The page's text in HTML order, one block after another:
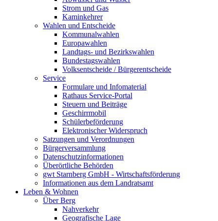
Strom und Gas
Kaminkehrer
Wahlen und Entscheide
Kommunalwahlen
Europawahlen
Landtags- und Bezirkswahlen
Bundestagswahlen
Volksentscheide / Bürgerentscheide
Service
Formulare und Infomaterial
Rathaus Service-Portal
Steuern und Beiträge
Geschirrmobil
Schülerbeförderung
Elektronischer Widerspruch
Satzungen und Verordnungen
Bürgerversammlung
Datenschutzinformationen
Überörtliche Behörden
gwt Starnberg GmbH - Wirtschaftsförderung
Informationen aus dem Landratsamt
Leben & Wohnen
Über Berg
Nahverkehr
Geografische Lage